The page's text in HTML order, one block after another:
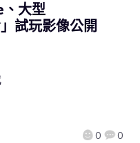
大型
試玩影像公開
0 0